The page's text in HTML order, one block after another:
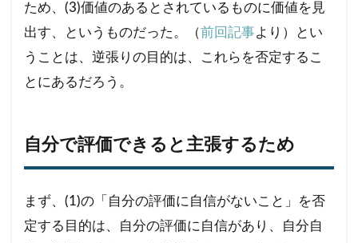
ため、(3)価値のあるとされているものに価値を見
出す、というものだった。（前回記事より）とい
うことは、逆張りの目的は、これらを否定するこ
とにあるだろう。
自分で評価できると主張するため
まず、(1)の「自分の評価に自信がないこと」を否
定する目的は、自分の評価に自信があり、自分自